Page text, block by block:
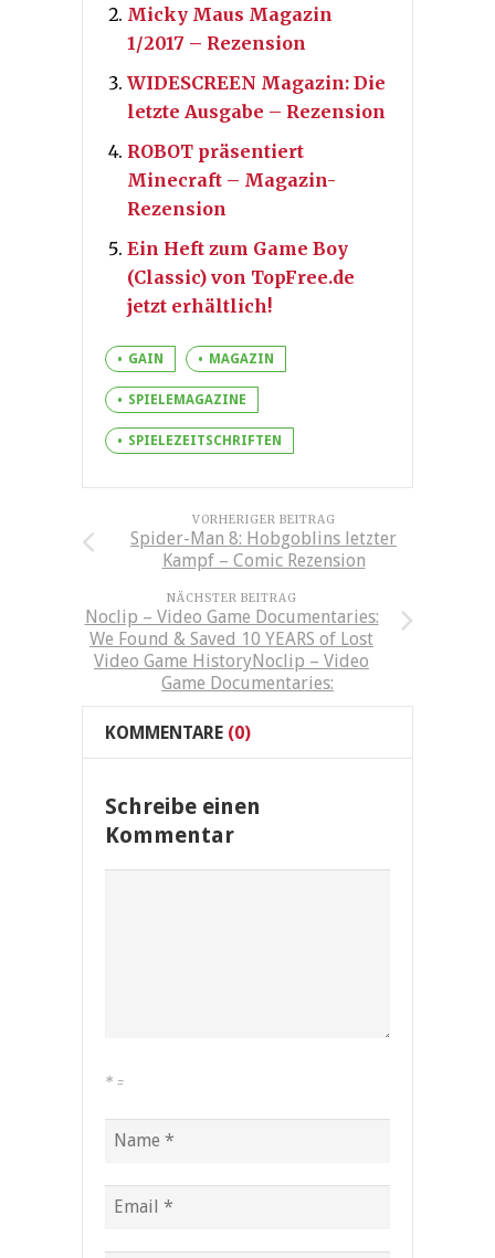
Micky Maus Magazin
1/2017 – Rezension
WIDESCREEN Magazin: Die
letzte Ausgabe – Rezension
ROBOT präsentiert
Minecraft – Magazin-
Rezension
Ein Heft zum Game Boy
(Classic) von TopFree.de
jetzt erhältlich!
GAIN MAGAZIN
SPIELEMAGAZINE
SPIELEZEITSCHRIFTEN
VORHERIGER BEITRAG
Spider-Man 8: Hobgoblins letzter
Kampf – Comic Rezension
NÄCHSTER BEITRAG
Noclip – Video Game Documentaries:
We Found & Saved 10 YEARS of Lost
Video Game HistoryNoclip – Video
Game Documentaries:
KOMMENTARE (0)
Schreibe einen
Kommentar
* =